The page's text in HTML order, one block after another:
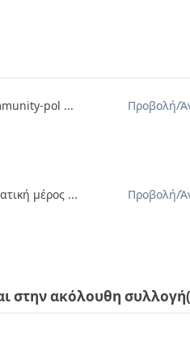
pol ...
Προβολή/
μέρος ...
Προβολή/
στην ακόλουθη